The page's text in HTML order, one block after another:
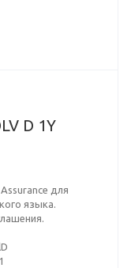
D 1Y
для
языка.